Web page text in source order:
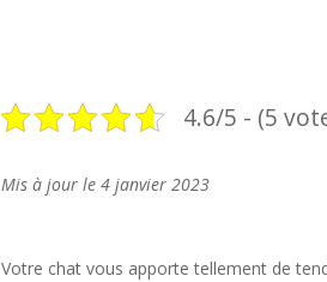
4.6/5 - (5
Mis à jour le 4 janvier 2023
Votre chat vous apporte tellement de